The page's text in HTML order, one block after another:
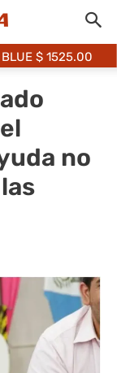
BLUE $ 1525.00
no